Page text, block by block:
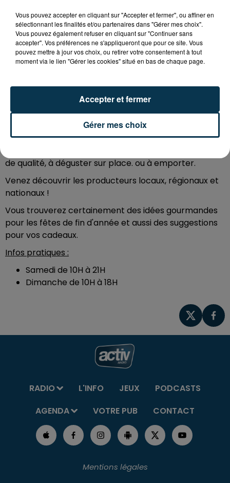
Tarif
2,50 € - Gratuit pour les moins de
14 ans
de vous présenter le 39ème Salon de la Gastronomie
et des produits des terroirs, les samedi 19 et dimanche
20 novembre 2022.
Cet important événement en Roannais est toujours
très attendu du public et des exposants qui mettront
de qualité, à déguster sur place. ou à emporter.
Venez découvrir les producteurs locaux, régionaux et
nationaux !
Vous trouverez certainement des idées gourmandes
pour les fêtes de fin d'année et aussi des suggestions
pour vos cadeaux.
Infos pratiques :
Samedi de 10H à 21H
Dimanche de 10H à 18H
RADIO L'INFO JEUX
PODCASTS
AGENDA
VOTRE PUB CONTACT
Mentions légales
Vous pouvez accepter en cliquant sur "Accepter et fermer", ou affiner en
sélectionnant les finalités et/ou partenaires dans "Gérer mes choix".
Vous pouvez également refuser en cliquant sur "Continuer sans
accepter". Vos préférences ne s'appliqueront que pour ce site. Vous
pouvez mettre à jour vos choix, ou retirer votre consentement à tout
moment via le lien "Gérer les cookies" situé en bas de chaque page.
Gérer mes choix
Accepter et fermer